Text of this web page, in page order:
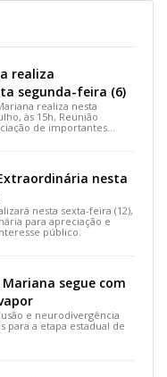
realiza
segunda-feira (6)
realiza nesta
às 15h, Reunião
de importantes
nesta
nesta sexta-feira (12),
para apreciação e
público.
segue com
e neurodivergência
para a etapa estadual de